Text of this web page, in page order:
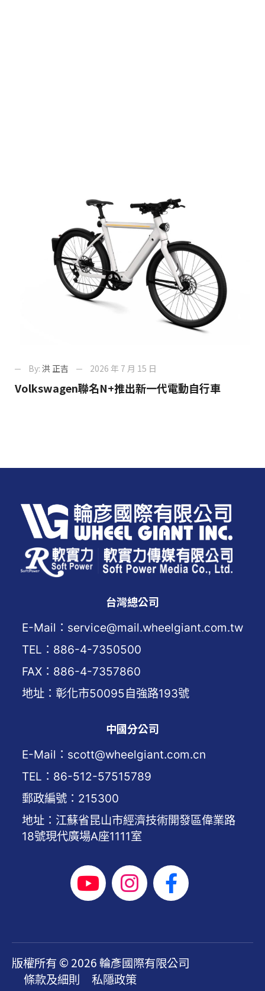
By: 洪 正吉 2026 年 7 月 15 日
Volkswagen聯名N+推出新一代電動自行車
台灣總公司
E-Mail：service@mail.wheelgiant.com.tw
TEL：886-4-7350500
FAX：886-4-7357860
地址：彰化市50095自強路193號
中國分公司
E-Mail：scott@wheelgiant.com.cn
TEL：86-512-57515789
郵政編號：215300
地址：江蘇省昆山市經濟技術開發區偉業路
18號現代廣場A座1111室
版權所有 © 2026 輪彥國際有限公司
條款及細則 私隱政策